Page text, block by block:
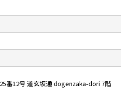
番12号 道玄坂通 dogenzaka-dori 7階